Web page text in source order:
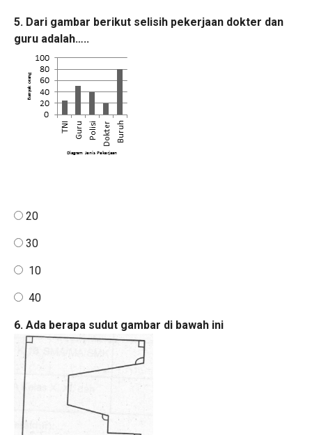
5. Dari gambar berikut selisih pekerjaan dokter dan
guru adalah…..
20
30
10
40
6. Ada berapa sudut gambar di bawah ini